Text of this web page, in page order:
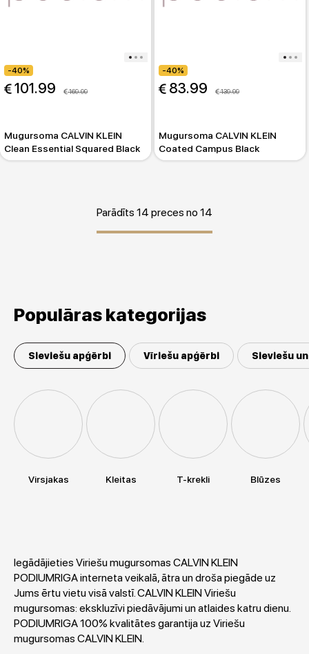
-40%
101.99 169.99
Mugursoma CALVIN KLEIN
Clean Essential Squared Black
-40%
83.99 139.99
Mugursoma CALVIN KLEIN
Coated Campus Black
Parādīts 14 preces no 14
Populāras kategorijas
Sieviešu apģērbi Vīriešu apģērbi Sieviešu
Virsjakas Kleitas T-krekli Blūzes
Iegādājieties Viriešu mugursomas CALVIN KLEIN
PODIUMRIGA interneta veikalā, ātra un droša piegāde uz
Jums ērtu vietu visā valstī. CALVIN KLEIN Viriešu
mugursomas: ekskluzīvi piedāvājumi un atlaides katru dienu.
PODIUMRIGA 100% kvalitātes garantija uz Viriešu
mugursomas CALVIN KLEIN.